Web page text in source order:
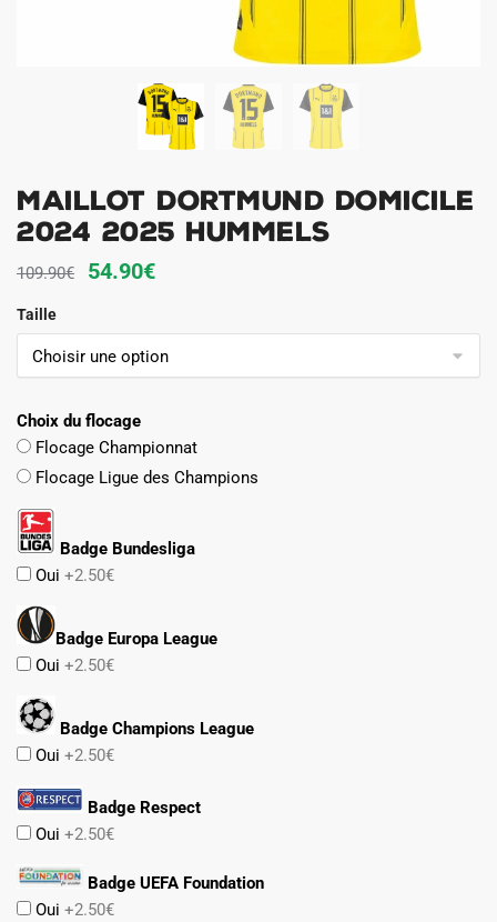
Maillot Dortmund Domicile
2024 2025 Hummels
109.90€
Le
initial
était :
54.90€Le
actuel
est :
Taille
Choix du flocage
Flocage Championnat
Flocage Ligue des Champions
Badge Bundesliga
Oui +2.50€
Badge Europa League
Oui +2.50€
Badge Champions League
Oui +2.50€
Badge Respect
Oui +2.50€
Badge UEFA Foundation
Oui +2.50€